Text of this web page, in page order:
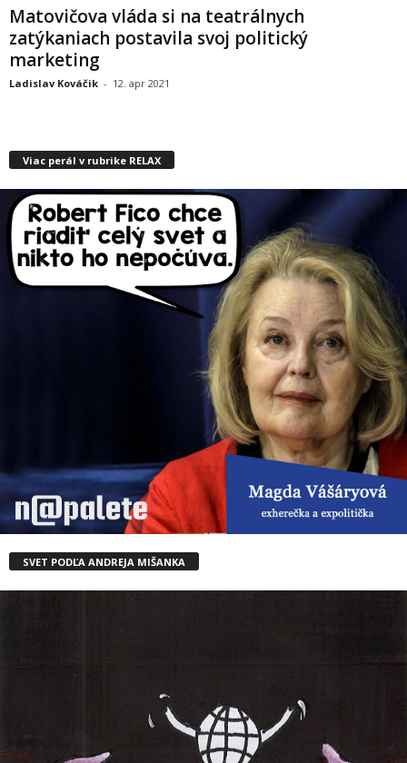
Matovičova vláda si na teatrálnych
zatýkaniach postavila svoj politický
marketing
Ladislav Kováčik - 12. apr 2021
Viac perál v rubrike RELAX
SVET PODĽA ANDREJA MIŠANKA